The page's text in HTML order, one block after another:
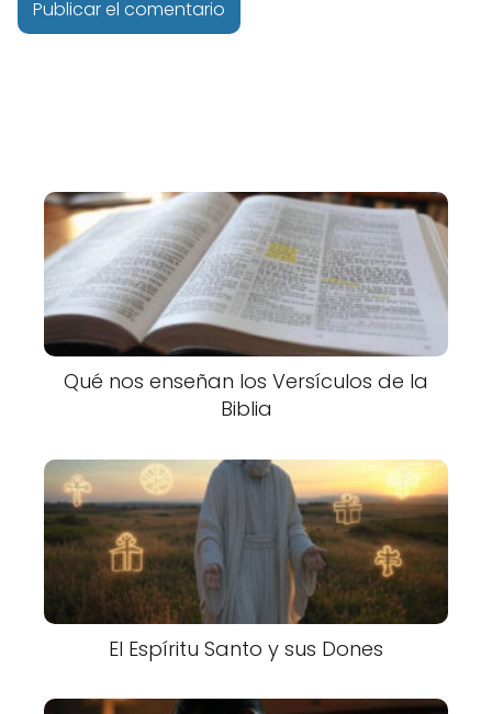
Qué nos enseñan los Versículos de la
Biblia
El Espíritu Santo y sus Dones